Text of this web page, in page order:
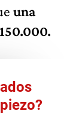
una